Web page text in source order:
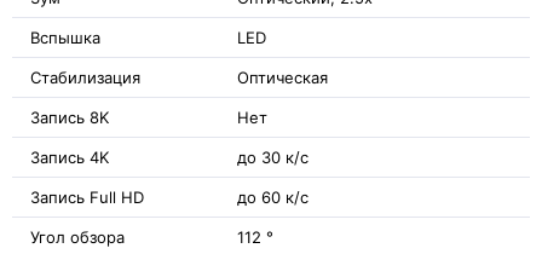
Вспышка LED
Стабилизация Оптическая
Запись 8K Нет
Запись 4K до 30 к/с
Запись Full HD до 60 к/с
Угол обзора 112 °